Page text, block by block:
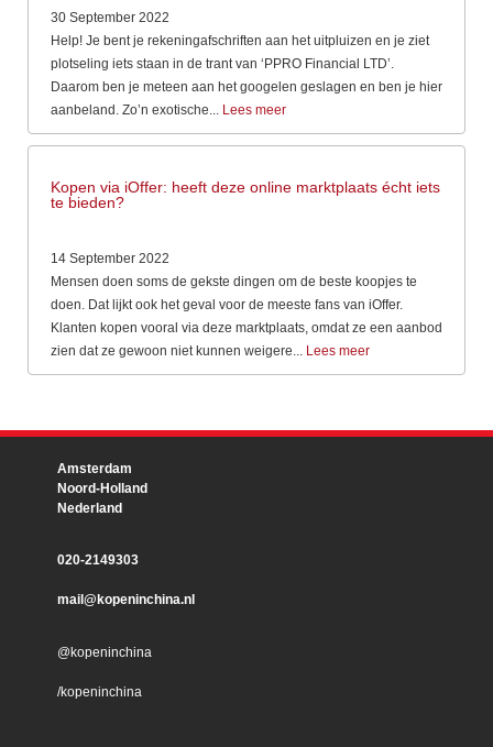
30 September 2022
Help! Je bent je rekeningafschriften aan het uitpluizen en je ziet
plotseling iets staan in de trant van ‘PPRO Financial LTD’.
Daarom ben je meteen aan het googelen geslagen en ben je hier
aanbeland. Zo’n exotische... Lees meer
Kopen via iOffer: heeft deze online marktplaats écht iets
te bieden?
14 September 2022
Mensen doen soms de gekste dingen om de beste koopjes te
doen. Dat lijkt ook het geval voor de meeste fans van iOffer.
Klanten kopen vooral via deze marktplaats, omdat ze een aanbod
zien dat ze gewoon niet kunnen weigere... Lees meer
Amsterdam
Noord-Holland
Nederland
020-2149303
mail@kopeninchina.nl
@kopeninchina
/kopeninchina